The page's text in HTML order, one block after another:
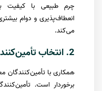
چرم طبیعی با کیفیت
انعطاف‌پذیری و دوام
می‌کند.
2. انتخاب تأمین‌کننده معتبر
همکاری با تأمین‌کنندگان
برخوردار است.